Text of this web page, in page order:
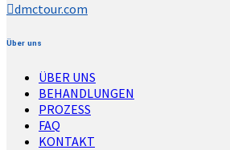
dmctour.com
Über uns
ÜBER UNS
BEHANDLUNGEN
PROZESS
FAQ
KONTAKT